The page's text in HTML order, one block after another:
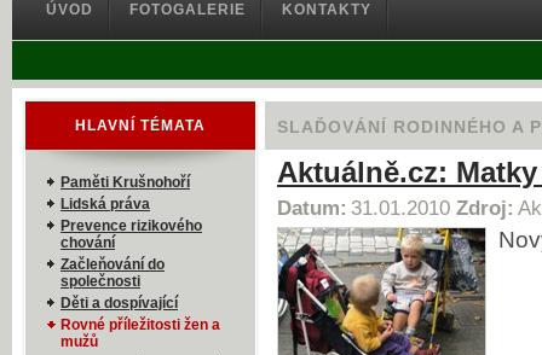
SLAĎOVÁNÍ RODINNÉHO A
Aktuálně.cz:
Datum: 31.01.2010 Zdroj:
HLAVNÍ TÉMATA
Paměti Krušnohoří
Lidská práva
Prevence rizikového
chování
Začleňování do
společnosti
Děti a dospívající
Rovné příležitosti žen a
mužů
ÚVOD FOTOGALERIE KONTAKTY